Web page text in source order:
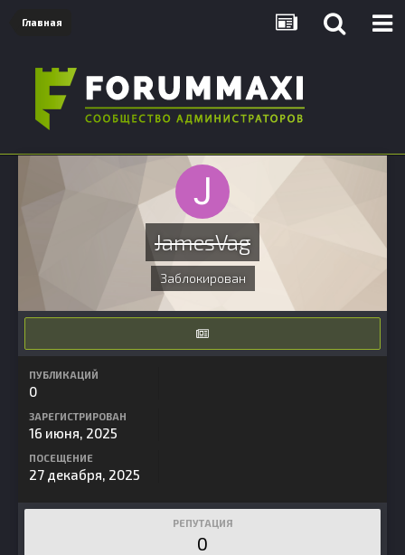
Главная
JamesVag
Заблокирован
ПУБЛИКАЦИЙ
0
ЗАРЕГИСТРИРОВАН
16 июня, 2025
ПОСЕЩЕНИЕ
27 декабря, 2025
РЕПУТАЦИЯ
0